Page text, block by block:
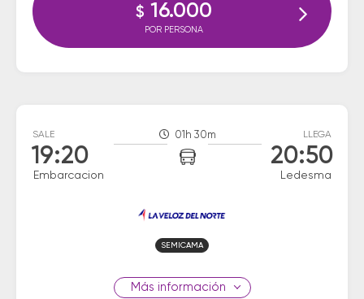
$ 16.000
POR PERSONA
SALE
19:20
Embarcacion
01h 30m LLEGA
20:50
Ledesma
SEMICAMA
información